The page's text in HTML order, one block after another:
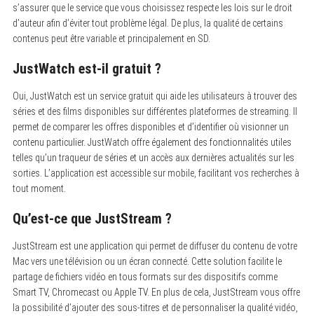
s’assurer que le service que vous choisissez respecte les lois sur le droit
d’auteur afin d’éviter tout problème légal. De plus, la qualité de certains
contenus peut être variable et principalement en SD.
JustWatch est-il gratuit ?
Oui, JustWatch est un service gratuit qui aide les utilisateurs à trouver des
séries et des films disponibles sur différentes plateformes de streaming. Il
permet de comparer les offres disponibles et d’identifier où visionner un
contenu particulier. JustWatch offre également des fonctionnalités utiles
telles qu’un traqueur de séries et un accès aux dernières actualités sur les
sorties. L’application est accessible sur mobile, facilitant vos recherches à
tout moment.
Qu’est-ce que JustStream ?
JustStream est une application qui permet de diffuser du contenu de votre
Mac vers une télévision ou un écran connecté. Cette solution facilite le
partage de fichiers vidéo en tous formats sur des dispositifs comme
Smart TV, Chromecast ou Apple TV. En plus de cela, JustStream vous offre
la possibilité d’ajouter des sous-titres et de personnaliser la qualité vidéo,